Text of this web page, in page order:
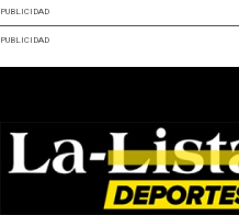
PUBLICIDAD
PUBLICIDAD